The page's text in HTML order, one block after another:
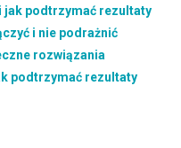
jak podtrzymać rezultaty
i nie podrażnić
rozwiązania
podtrzymać rezultaty